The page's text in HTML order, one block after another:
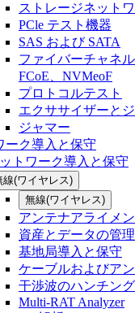
ストレージネット
PCle テスト機器
SAS および SATA
ファイバーチャネ
FCoE、NVMeoF
プロトコルテスト
エクササイザーと
ジャマー
ーク導入と保守
トワーク導入と保守
線(ワイヤレス)
無線(ワイヤレス)
アンテナアライメ
資産とデータの管理
基地局導入と保守
ケーブルおよびア
干渉波のハンチング
Multi-RAT Analyzer